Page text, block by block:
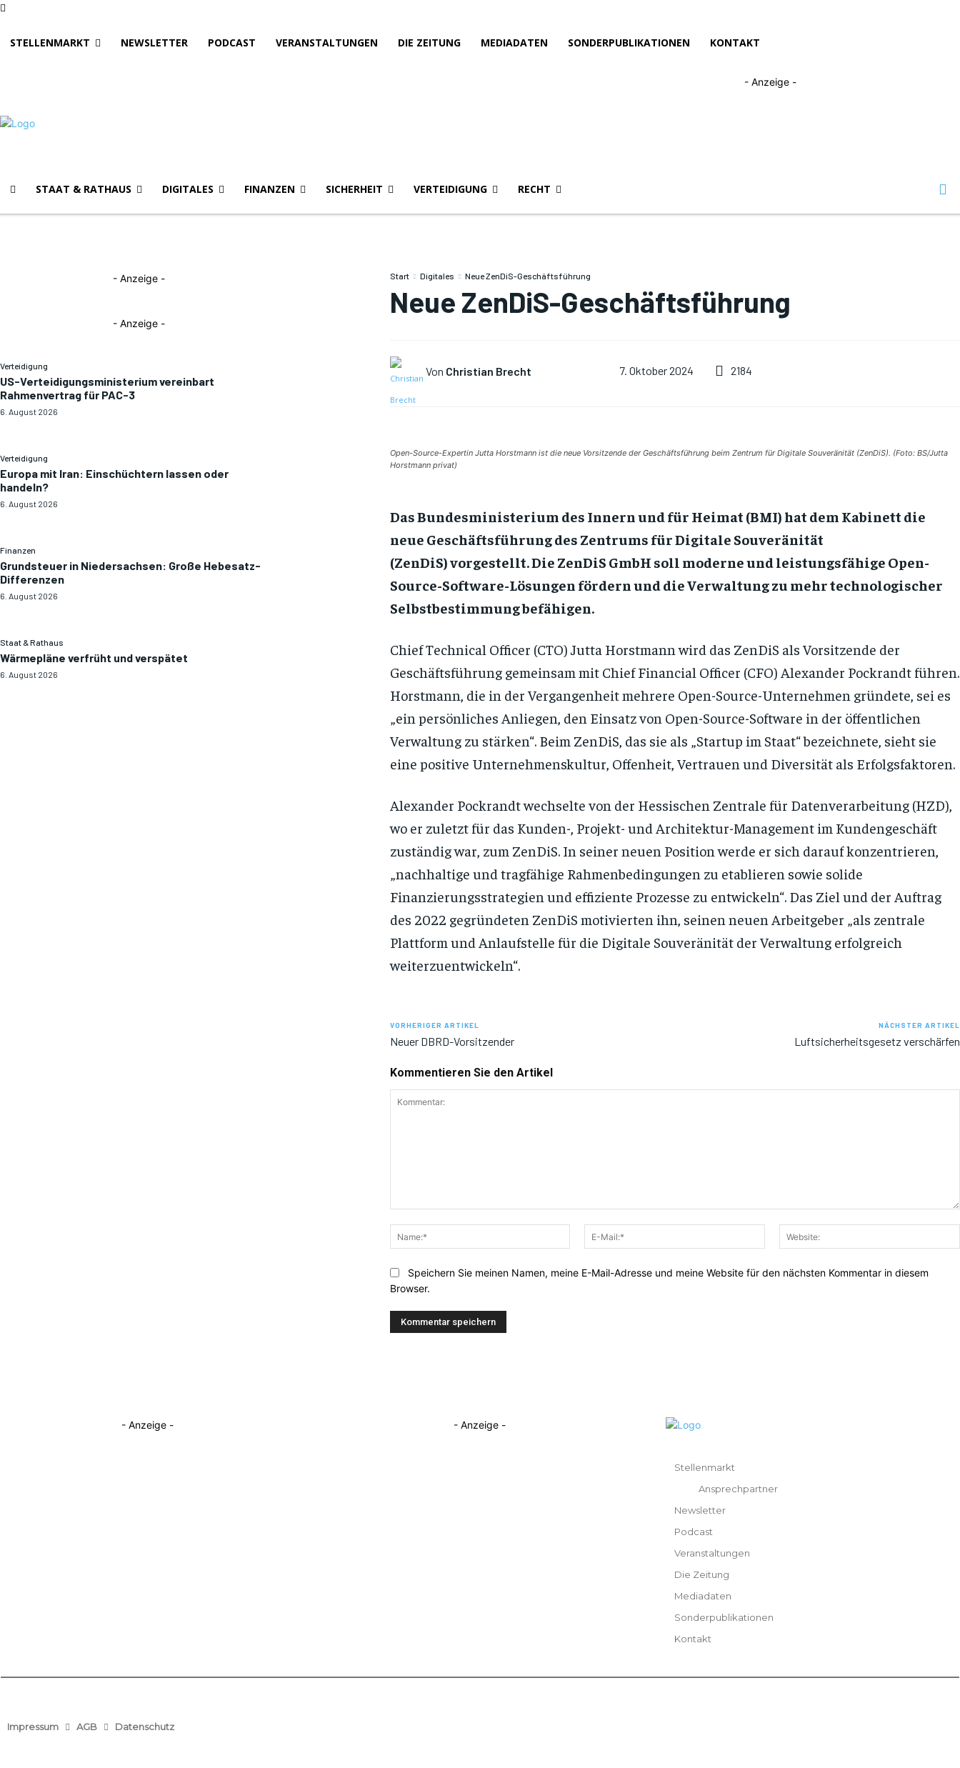
STELLENMARKT NEWSLETTER PODCAST VERANSTALTUNGEN DIE ZEITUNG MEDIADATEN SONDERPUBLIKATIONEN KONTAKT
- Anzeige -
STAAT & RATHAUS DIGITALES FINANZEN SICHERHEIT VERTEIDIGUNG RECHT
- Anzeige -
- Anzeige -
Verteidigung
US-Verteidigungsministerium vereinbart
Rahmenvertrag für PAC-3
6. August 2026
Verteidigung
Europa mit Iran: Einschüchtern lassen oder
handeln?
6. August 2026
Finanzen
Grundsteuer in Niedersachsen: Große Hebesatz-
Differenzen
6. August 2026
Staat & Rathaus
Wärmepläne verfrüht und verspätet
6. August 2026
Start Digitales Neue ZenDiS-Geschäftsführung
Neue ZenDiS-Geschäftsführung
Von Christian Brecht 7. Oktober 2024 2184
Open-Source-Expertin Jutta Horstmann ist die neue Vorsitzende der Geschäftsführung beim Zentrum für Digitale Souveränität (ZenDiS). (Foto: BS/Jutta
Horstmann privat)
Das Bundesministerium des Innern und für Heimat (BMI) hat dem Kabinett die
neue Geschäftsführung des Zentrums für Digitale Souveränität
(ZenDiS) vorgestellt. Die ZenDiS GmbH soll moderne und leistungsfähige Open-
Source-Software-Lösungen fördern und die Verwaltung zu mehr technologischer
Selbstbestimmung befähigen.
Chief Technical Officer (CTO) Jutta Horstmann wird das ZenDiS als Vorsitzende der
Geschäftsführung gemeinsam mit Chief Financial Officer (CFO) Alexander Pockrandt führen.
Horstmann, die in der Vergangenheit mehrere Open-Source-Unternehmen gründete, sei es
„ein persönliches Anliegen, den Einsatz von Open-Source-Software in der öffentlichen
Verwaltung zu stärken“. Beim ZenDiS, das sie als „Startup im Staat“ bezeichnete, sieht sie
eine positive Unternehmenskultur, Offenheit, Vertrauen und Diversität als Erfolgsfaktoren.
Alexander Pockrandt wechselte von der Hessischen Zentrale für Datenverarbeitung (HZD),
wo er zuletzt für das Kunden-, Projekt- und Architektur-Management im Kundengeschäft
zuständig war, zum ZenDiS. In seiner neuen Position werde er sich darauf konzentrieren,
„nachhaltige und tragfähige Rahmenbedingungen zu etablieren sowie solide
Finanzierungsstrategien und effiziente Prozesse zu entwickeln“. Das Ziel und der Auftrag
des 2022 gegründeten ZenDiS motivierten ihn, seinen neuen Arbeitgeber „als zentrale
Plattform und Anlaufstelle für die Digitale Souveränität der Verwaltung erfolgreich
weiterzuentwickeln“.
VORHERIGER ARTIKEL
Neuer DBRD-Vorsitzender
NÄCHSTER ARTIKEL
Luftsicherheitsgesetz verschärfen
Kommentieren Sie den Artikel
Name:*
Mail:*
Speichern Sie meinen Namen, meine E-Mail-Adresse und meine Website für den nächsten Kommentar in diesem
Browser.
- Anzeige - - Anzeige -
Stellenmarkt
Ansprechpartner
Newsletter
Podcast
Veranstaltungen
Die Zeitung
Mediadaten
Sonderpublikationen
Kontakt
Impressum AGB Datenschutz